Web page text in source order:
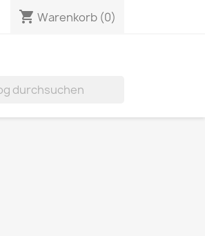
shopping_cart Warenkorb (0)